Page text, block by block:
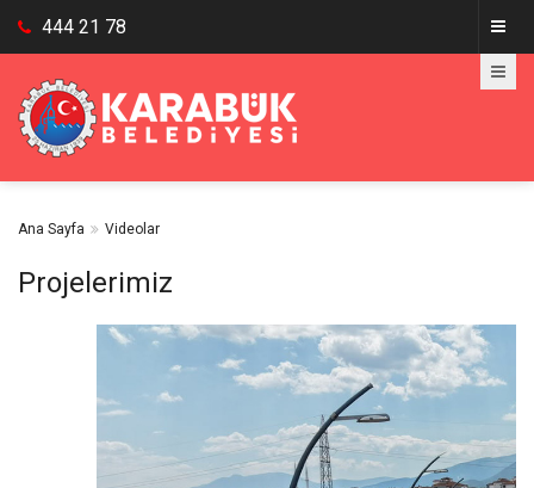
444 21 78
Ana Sayfa Videolar
Projelerimiz